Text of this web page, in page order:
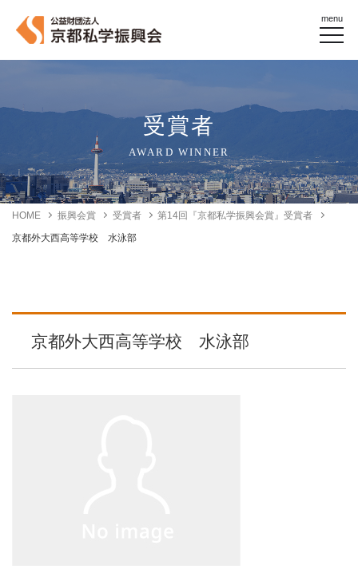
menu
受賞者
AWARD WINNER
HOME 振興会賞 受賞者
第14回『京都私学振興会賞』受賞者
京都外大西高等学校 水泳部
京都外大西高等学校 水泳部